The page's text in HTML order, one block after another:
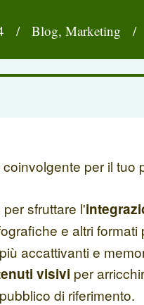
/ Blog, Marketing /
per il tuo
sfruttare l'
e altri formati
accattivanti e
visivi per
di riferimento.